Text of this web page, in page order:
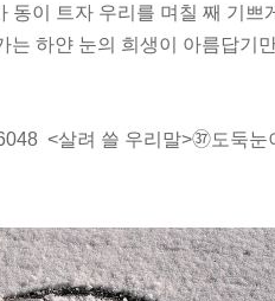
이 트자 우리를 며칠 째 기쁘
는 하얀 눈의 희생이 아름답기
<살려 쓸 우리말>㊲도둑눈